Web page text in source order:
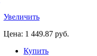
Увеличить
Цена: 1 449.87 руб.
Купить